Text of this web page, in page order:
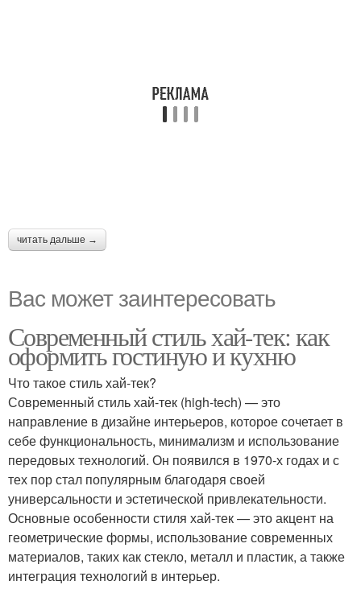
читать дальше →
Вас может заинтересовать
Современный стиль хай-тек: как
оформить гостиную и кухню
Что такое стиль хай-тек?
Современный стиль хай-тек (high-tech) — это
направление в дизайне интерьеров, которое сочетает в
себе функциональность, минимализм и использование
передовых технологий. Он появился в 1970-х годах и с
тех пор стал популярным благодаря своей
универсальности и эстетической привлекательности.
Основные особенности стиля хай-тек — это акцент на
геометрические формы, использование современных
материалов, таких как стекло, металл и пластик, а также
интеграция технологий в интерьер.